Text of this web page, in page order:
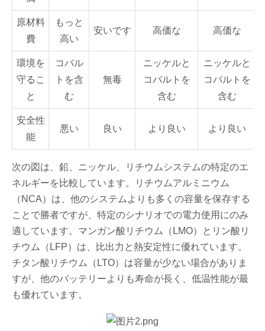
原材料
費
もっと
高い
安いです 高価な 高価な
環境を
守るこ
と
コバル
トを含
む
無毒
ニッケルと
コバルトを
含む
ニッケルと
コバルトを
含む
安全性
能
悪い 良い より良い より良い
次の図は、鉛、ニッケル、リチウムシステムの特定のエ
ネルギーを比較しています。リチウムアルミニウム
（NCA）は、他のシステムよりも多くの容量を保存する
ことで勝者ですが、特定のシナリオでの電力使用にのみ
適しています。マンガン酸リチウム（LMO）とリン酸リ
チウム（LFP）は、比出力と熱安定性に優れています。
チタン酸リチウム（LTO）は容量が少ない場合がありま
すが、他のバッテリーよりも寿命が長く、低温性能が最
も優れています。